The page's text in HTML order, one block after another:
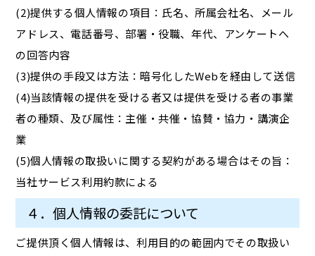
(2)提供する個人情報の項目：氏名、所属会社名、メール
アドレス、電話番号、部署・役職、年代、アンケートへ
の回答内容
(3)提供の手段又は方法：暗号化したWebを経由して送信
(4)当該情報の提供を受ける者又は提供を受ける者の事業
者の種類、及び属性：主催・共催・協賛・協力・講演企
業
(5)個人情報の取扱いに関する契約がある場合はその旨：
当社サービス利用約款による
４．個人情報の委託について
ご提供頂く個人情報は、利用目的の範囲内でその取扱い